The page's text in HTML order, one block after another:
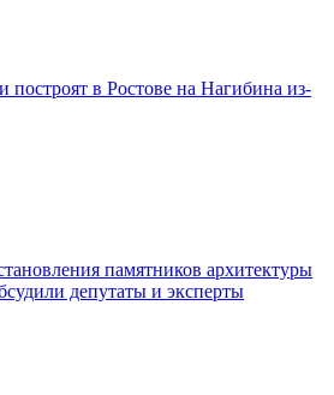
в Ростове на Нагибина из-
памятников архитектуры
депутаты и эксперты